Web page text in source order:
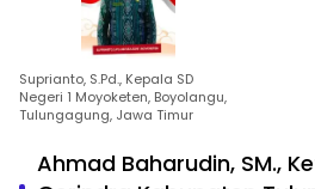
Suprianto, S.Pd., Kepala SD
Negeri 1 Moyoketen, Boyolangu,
Tulungagung, Jawa Timur
Ahmad Baharudin, SM.,